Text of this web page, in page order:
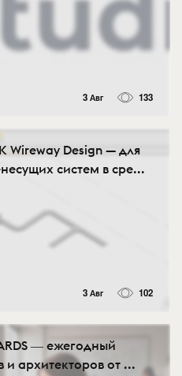
3 Авг 133
Wireway Design — для
систем в сре...
3 Авг 102
― ежегодный
и архитекторов от ...